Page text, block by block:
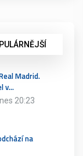
Madrid.
v…
20:23
na